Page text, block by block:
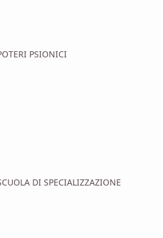
PSIONICI
DI SPECIALIZZAZIONE